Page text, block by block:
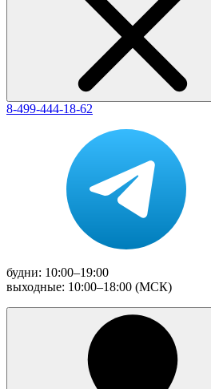
8-499-444-18-62
будни: 10:00–19:00
выходные: 10:00–18:00 (МСК)